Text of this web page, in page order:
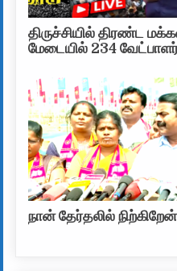
திருச்சியில் திரண்ட
மேடையில் 234
நான் தேர்தலில்